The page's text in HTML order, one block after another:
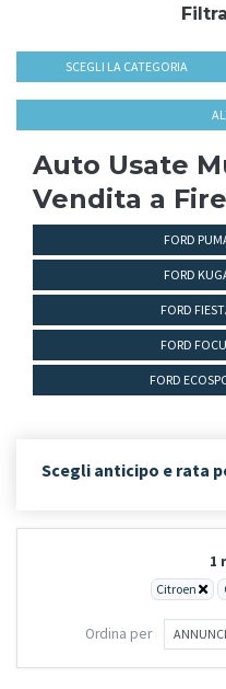
SCEGLI LA CATEGORIA
Auto Usate
Vendita a
FORD
FORD
FORD
FORD
FORD
Scegli anticipo e rata
1
Citroen
Ordina per